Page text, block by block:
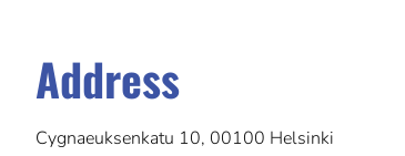
Address
Cygnaeuksenkatu 10, 00100 Helsinki